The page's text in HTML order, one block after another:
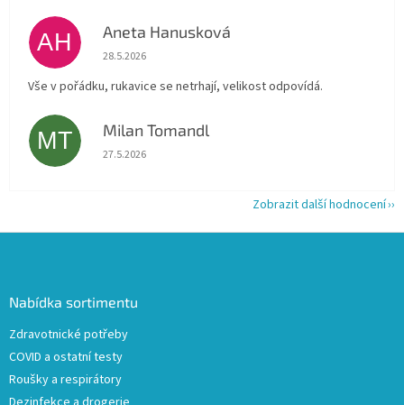
AH Aneta Hanusková
Hodnocení obchodu je 5 z 5 hvězdiček.
28.5.2026
Vše v pořádku, rukavice se netrhají, velikost odpovídá.
MT Milan Tomandl
Hodnocení obchodu je 5 z 5 hvězdiček.
27.5.2026
Zobrazit další hodnocení
Nabídka sortimentu
Zdravotnické potřeby
COVID a ostatní testy
Roušky a respirátory